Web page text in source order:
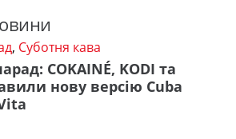
, Суботня кава
COKAINÉ, KODI та
нову версію Cuba